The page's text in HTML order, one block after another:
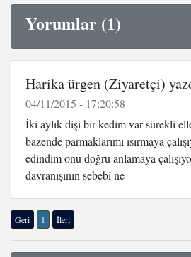
Yorumlar (1)
Harika ürgen (Ziyaretçi)
04/11/2015 - 17:20:58
İki aylık dişi bir kedim var sürekli
bazende parmaklarımı ısırmaya
edindim onu doğru anlamaya
davranışının sebebi ne
Geri 1 İleri